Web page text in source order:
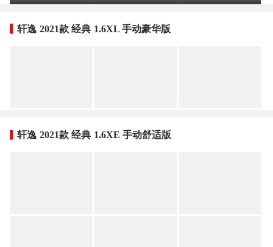
轩逸 2021款 经典 1.6XL 手动豪华版
轩逸 2021款 经典 1.6XE 手动舒适版